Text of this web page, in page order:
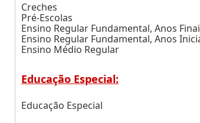
Creches
Pré-Escolas
Ensino Regular Fundamental, Anos
Ensino Regular Fundamental, Anos
Ensino Médio Regular
Educação Especial:
Educação Especial